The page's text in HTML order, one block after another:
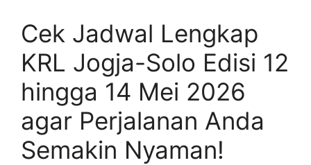
Cek Jadwal Lengkap
KRL Jogja-Solo Edisi 12
hingga 14 Mei 2026
agar Perjalanan Anda
Semakin Nyaman!